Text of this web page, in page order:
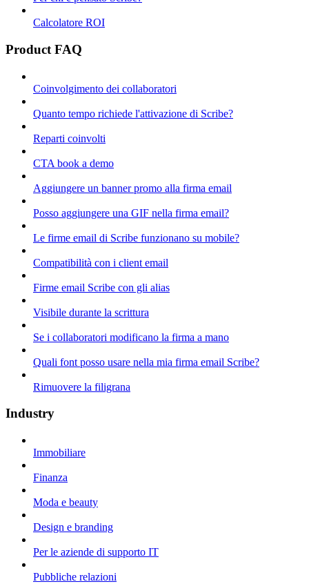
Calcolatore ROI
Product FAQ
Coinvolgimento dei collaboratori
Quanto tempo richiede l'attivazione di Scribe?
Reparti coinvolti
CTA book a demo
Aggiungere un banner promo alla firma email
Posso aggiungere una GIF nella firma email?
Le firme email di Scribe funzionano su mobile?
Compatibilità con i client email
Firme email Scribe con gli alias
Visibile durante la scrittura
Se i collaboratori modificano la firma a mano
Quali font posso usare nella mia firma email Scribe?
Rimuovere la filigrana
Industry
Immobiliare
Finanza
Moda e beauty
Design e branding
Per le aziende di supporto IT
Pubbliche relazioni